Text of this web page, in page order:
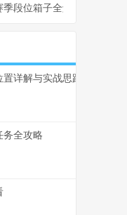
季段位箱子全解析与实用思
详解与实战思路
务全攻略